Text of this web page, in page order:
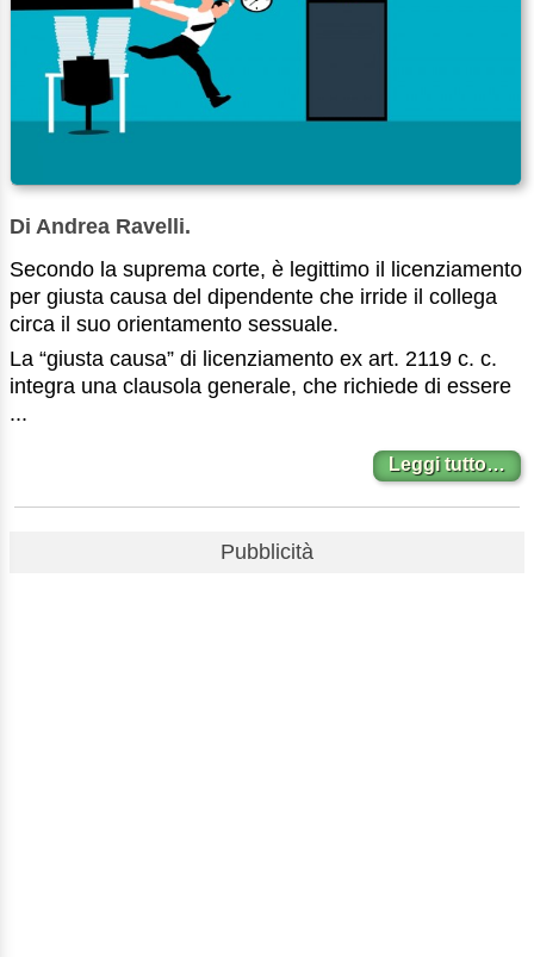
Di Andrea Ravelli.
Secondo la suprema corte, è legittimo il licenziamento
per giusta causa del dipendente che irride il collega
circa il suo orientamento sessuale.
La “giusta causa” di licenziamento ex art. 2119 c. c.
integra una clausola generale, che richiede di essere
...
Leggi tutto…
Pubblicità